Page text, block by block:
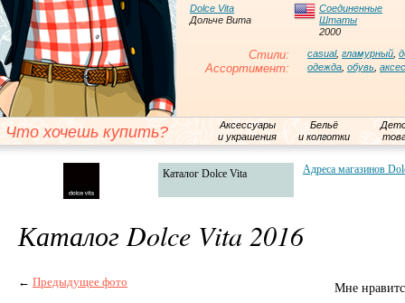
Dolce Vita
Дольче Вита
Соединенные
Штаты
2000
Стили: casual, гламурный
Ассортимент: одежда обувь
Что хочешь купить?
Аксессуары
и украшения
Бельё
и колготки
Каталог Dolce Vita Адреса магазинов
Каталог Dolce Vita 2016
← Предыдущее фото Мне